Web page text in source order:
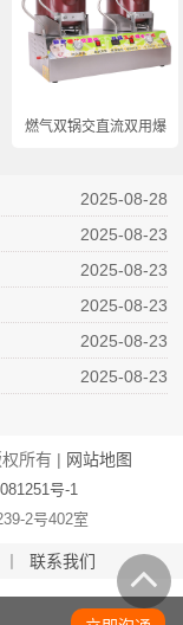
燃气双锅交直流双用爆...
2025-08-28
2025-08-23
2025-08-23
2025-08-23
2025-08-23
2025-08-23
所有 | 网站地图
号-1
2号402室
联系我们